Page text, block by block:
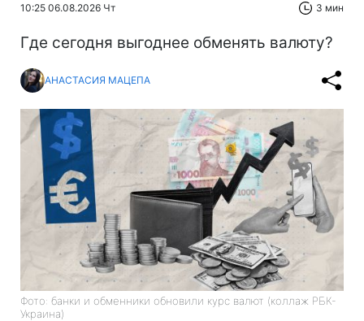
10:25 06.08.2026 Чт 3 мин
Где сегодня выгоднее обменять валюту?
АНАСТАСИЯ МАЦЕПА
Фото: банки и обменники обновили курс валют (коллаж РБК-
Украина)